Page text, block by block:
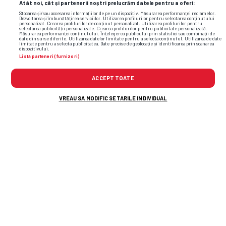
Atât noi, cât și partenerii noștri prelucrăm datele pentru a oferi:
Stocarea și/sau accesarea informațiilor de pe un dispozitiv. Măsurarea performanței reclamelor.
Dezvoltarea și îmbunătățirea serviciilor. Utilizarea profilurilor pentru selectarea conținutului
personalizat. Crearea profilurilor de conținut personalizat. Utilizarea profilurilor pentru
selectarea publicității personalizate. Crearea profilurilor pentru publicitate personalizată.
Măsurarea performanței conținutului. Înțelegerea publicului prin statistici sau combinații de
date din surse diferite. Utilizarea datelor limitate pentru a selecta conținutul. Utilizarea de date
limitate pentru a selecta publicitatea. Date precise de geolocație și identificarea prin scanarea
dispozitivului.
Listă parteneri (furnizori)
ACCEPT TOATE
VREAU SA MODIFIC SETARILE INDIVIDUAL